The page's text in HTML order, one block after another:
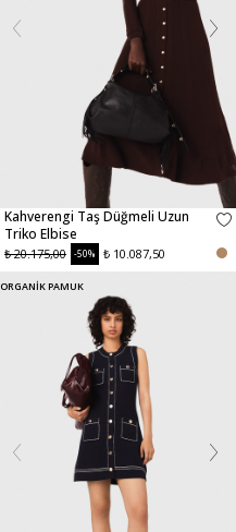
Kahverengi Taş Düğmeli Uzun
Triko Elbise
₺ 20.175,00 -50% ₺ 10.087,50
ORGANİK PAMUK